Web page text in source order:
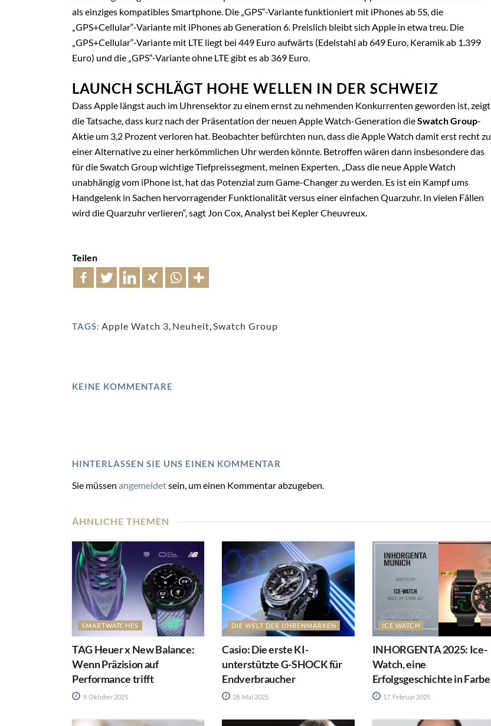
als einziges kompatibles Smartphone. Die „GPS“-Variante funktioniert mit iPhones ab 5S, die
„GPS+Cellular“-Variante mit iPhones ab Generation 6. Preislich bleibt sich Apple in etwa treu. Die
„GPS+Cellular“-Variante mit LTE liegt bei 449 Euro aufwärts (Edelstahl ab 649 Euro, Keramik ab 1.399
Euro) und die „GPS“-Variante ohne LTE gibt es ab 369 Euro.
LAUNCH SCHLÄGT HOHE WELLEN IN DER SCHWEIZ
Dass Apple längst auch im Uhrensektor zu einem ernst zu nehmenden Konkurrenten geworden ist, zeigt
die Tatsache, dass kurz nach der Präsentation der neuen Apple Watch-Generation dieSwatch Group-
Aktie um 3,2 Prozent verloren hat. Beobachter befürchten nun, dass die Apple Watch damit erst recht zu
einer Alternative zu einer herkömmlichen Uhr werden könnte. Betroffen wären dann insbesondere das
für die Swatch Group wichtige Tiefpreissegment, meinen Experten. „Dass die neue Apple Watch
unabhängig vom iPhone ist, hat das Potenzial zum Game-Changer zu werden. Es ist ein Kampf ums
Handgelenk in Sachen hervorragender Funktionalität versus einer einfachen Quarzuhr. In vielen Fällen
wird die Quarzuhr verlieren“, sagt Jon Cox, Analyst bei Kepler Cheuvreux.
Teilen
TAGS: Apple Watch 3, Neuheit,Swatch Group
KEINE KOMMENTARE
HINTERLASSEN SIE UNS EINEN KOMMENTAR
Sie müssen angemeldetsein, um einen Kommentar abzugeben.
ÄHNLICHE THEMEN
SMARTWATCHES
TAG Heuer x New Balance:
Wenn Präzision auf
Performance trifft
9. Oktober 2025
DIE WELT DER UHRENMARKEN
Casio: Die erste KI-
unterstützte G-SHOCK für
Endverbraucher
28. Mai 2025
ICE WATCH
INHORGENTA 2025: Ice-
Watch, eine
Erfolgsgeschichte in Farbe
17. Februar 2025